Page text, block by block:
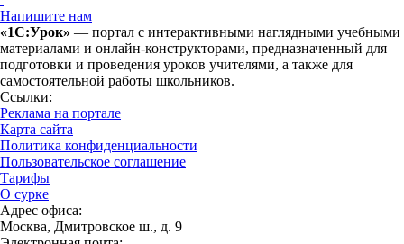
Напишите нам
«1С:Урок» — портал с интерактивными наглядными учебными
материалами и онлайн-конструкторами, предназначенный для
подготовки и проведения уроков учителями, а также для
самостоятельной работы школьников.
Ссылки:
Реклама на портале
Карта сайта
Политика конфиденциальности
Пользовательское соглашение
Тарифы
О сурке
Адрес офиса:
Москва, Дмитровское ш., д. 9